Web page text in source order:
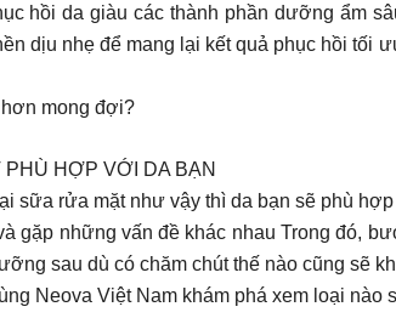
hồi da giàu các thành phần dưỡng ẩm
dịu nhẹ để mang lại kết quả phục hồi
mong đợi?
PHÙ HỢP VỚI DA BẠN
sữa rửa mặt như vậy thì da bạn sẽ phù
gặp những vấn đề khác nhau Trong đó,
sau dù có chăm chút thế nào cũng sẽ
Neova Việt Nam khám phá xem loại nào